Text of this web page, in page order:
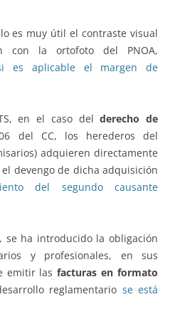
es muy útil el contraste visual
con la ortofoto del PNOA,
es aplicable el margen de
en el caso delderecho de
del CC, los herederos del
adquieren directamente
devengo de dicha adquisición
del segundo causante
se ha introducido la obligación
y profesionales, en sus
emitir lasfacturas en formato
reglamentario se está